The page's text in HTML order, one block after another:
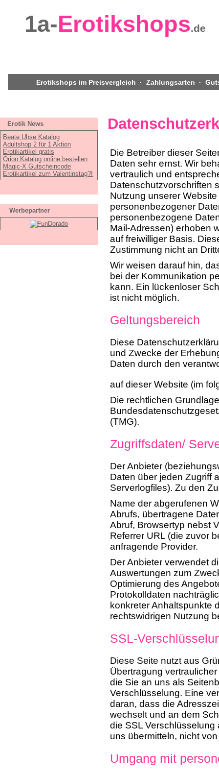
1a-Erotikshops.de
Erotikshops im Preisvergleich ·Zahlungsarten ·
Die Betreiber dieser
Daten sehr ernst. Wir
vertraulich und
Datenschutzvorschriften
Nutzung unserer
personenbezogener
personenbezogene
Mail-Adressen) erhoben
auf freiwilliger Basis.
Zustimmung nicht an
Wir weisen darauf hin,
bei der Kommunikation
kann. Ein lückenloser
ist nicht möglich.
Geltungsbereich
Diese
und Zwecke der
Daten durch den
auf dieser Website (im
Die rechtlichen
(TMG).
Zugriffsdaten/
Der Anbieter
Daten über jeden Zugriff
Serverlogfiles). Zu den
Name der abgerufenen
Abrufs, übertragene
Abruf, Browsertyp nebst
Referrer URL (die zuvor
anfragende Provider.
Der Anbieter verwendet
Auswertungen zum
Optimierung des
Protokolldaten
konkreter Anhaltspunkte
rechtswidrigen Nutzung
SSL-
Diese Seite nutzt aus
Übertragung
die Sie an uns als
Verschlüsselung. Eine
daran, dass die
wechselt und an dem
die SSL Verschlüsselung
uns übermitteln, nicht
Umgang mit
Erotik News
Beate Uhse Katalog
Adultshop 2 für 1 Aktion
Erotikartikel gratis
Orion Katalog online bestellen
Magic-X Gutscheincode
Erotikartikel zum Valentinstag?!
Werbepartner